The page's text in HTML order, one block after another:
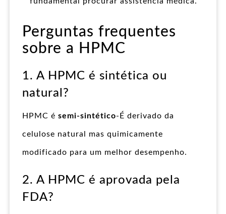
Perguntas frequentes
sobre a HPMC
1. A HPMC é sintética ou
natural?
HPMC é semi-sintético-É derivado da
celulose natural mas quimicamente
modificado para um melhor desempenho.
2. A HPMC é aprovada pela
FDA?